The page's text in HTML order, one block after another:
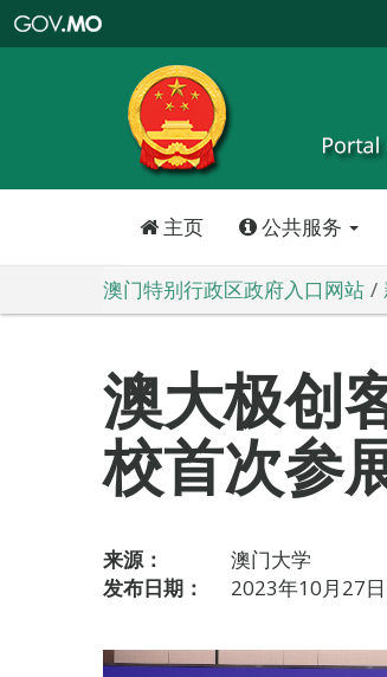
特
政
区
政
口
主页 公共服务
澳门特别行政区政府入口网站
澳大极创
校首次参
来源：
澳门大学
发布日期：
2023年10月27